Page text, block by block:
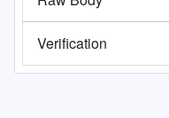
Verification